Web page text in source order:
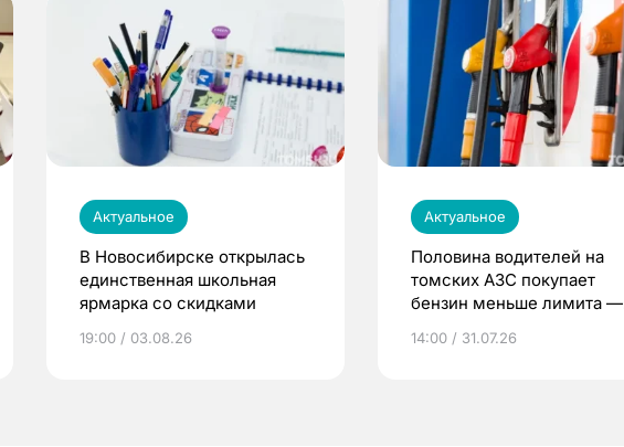
Актуальное
В Новосибирске открылась
единственная школьная
ярмарка со скидками
19:00 / 03.08.26
Актуальное
Половина водителей на
томских АЗС покупает
бензин меньше лимита —
14:00 / 31.07.26